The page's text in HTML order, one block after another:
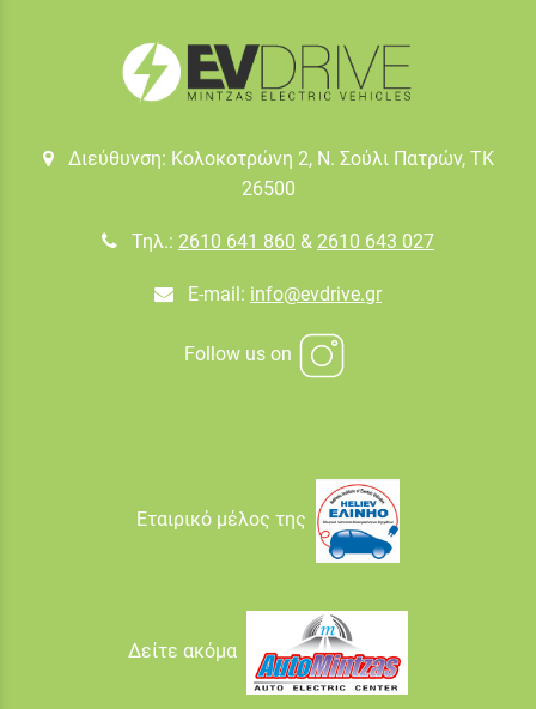
Διεύθυνση: Κολοκοτρώνη 2, Ν. Σούλι Πατρών, TK
26500
Τηλ.: 2610 641 860 & 2610 643 027
E-mail: info@evdrive.gr
Follow us on
Εταιρικό μέλος της
Δείτε ακόμα